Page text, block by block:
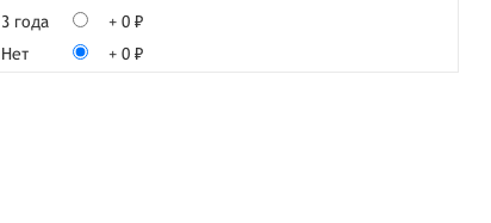
3 года
+ 0 ₽
Нет
+ 0 ₽